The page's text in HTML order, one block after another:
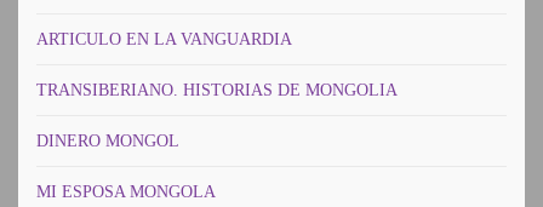
ARTICULO EN LA VANGUARDIA
TRANSIBERIANO. HISTORIAS DE MONGOLIA
DINERO MONGOL
MI ESPOSA MONGOLA